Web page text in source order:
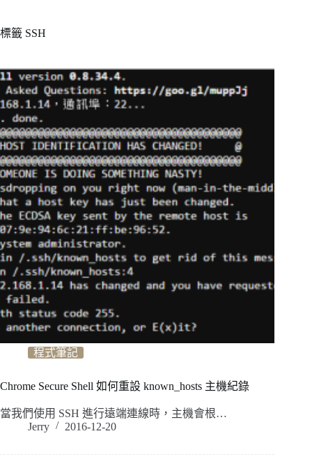
標籤 SSH
程式筆記
Chrome Secure Shell 如何重設 known_hosts 主機紀錄
當我們使用 SSH 進行遠端連線時，主機會根…
Jerry
2016-12-20